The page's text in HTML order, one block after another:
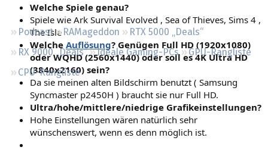
Podcast RAMageddon
RTX 5000 „Deals“
RX 9000 „Deals“
Ideale Gaming-PCs
GPU-Rangliste
CPU-Rangliste
Welche Spiele genau?
Spiele wie Ark Survival Evolved , Sea of Thieves, Sims 4 ,
The Isle
Welche Auflösung? Genügen Full HD (1920x1080)
oder WQHD (2560x1440) oder soll es 4K Ultra HD
(3840x2160) sein?
Da sie meinen alten Bildschirm benutzt ( Samsung
Syncmaster p2450H ) braucht sie nur Full HD.
Ultra/hohe/mittlere/niedrige Grafikeinstellungen?
Hohe Einstellungen wären natürlich sehr
wünschenswert, wenn es denn möglich ist.